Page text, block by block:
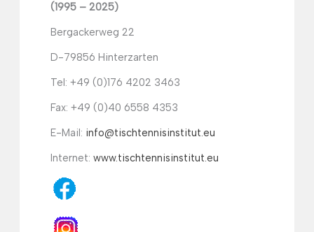
(1995 – 2025)
Bergackerweg 22
D-79856 Hinterzarten
Tel: +49 (0)176 4202 3463
Fax: +49 (0)40 6558 4353
E-Mail: info@tischtennisinstitut.eu
Internet: www.tischtennisinstitut.eu